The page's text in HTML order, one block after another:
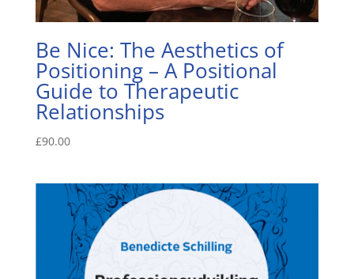
Be Nice: The Aesthetics of
Positioning – A Positional
Guide to Therapeutic
Relationships
£90.00